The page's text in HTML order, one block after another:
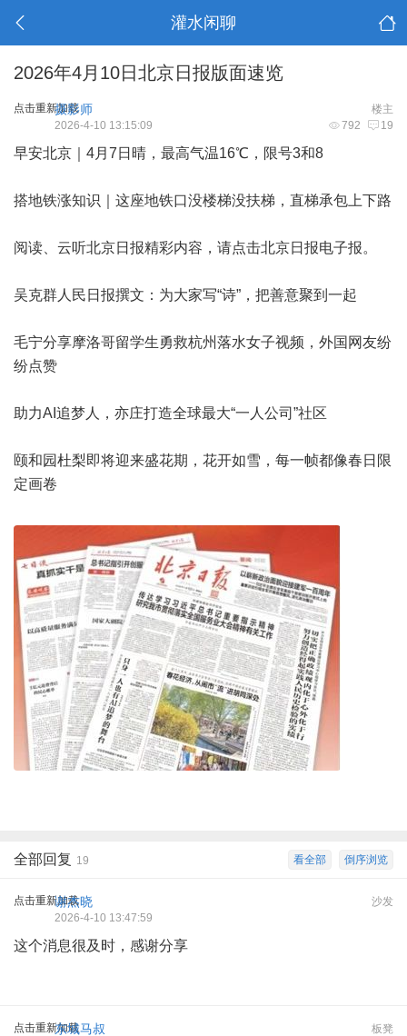
灌水闲聊
2026年4月10日北京日报版面速览
点击重新加载 楼主
摄影师
792 19
2026-4-10 13:15:09
早安北京｜4月7日晴，最高气温16℃，限号3和8
搭地铁涨知识｜这座地铁口没楼梯没扶梯，直梯承包上下路
阅读、云听北京日报精彩内容，请点击北京日报电子报。
吴克群人民日报撰文：为大家写“诗”，把善意聚到一起
毛宁分享摩洛哥留学生勇救杭州落水女子视频，外国网友纷
纷点赞
助力AI追梦人，亦庄打造全球最大“一人公司”社区
颐和园杜梨即将迎来盛花期，花开如雪，每一帧都像春日限
定画卷
倒序浏览
看全部
全部回复 19
点击重新加载 沙发
谢杰晓
2026-4-10 13:47:59
这个消息很及时，感谢分享
点击重新加载 板凳
东城马叔